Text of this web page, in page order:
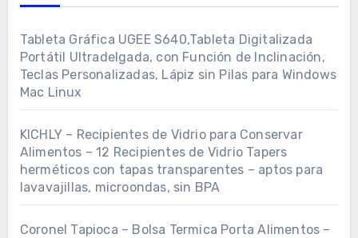
Tableta Gráfica UGEE S640,Tableta Digitalizada
Portátil Ultradelgada, con Función de Inclinación,
Teclas Personalizadas, Lápiz sin Pilas para Windows
Mac Linux
KICHLY – Recipientes de Vidrio para Conservar
Alimentos – 12 Recipientes de Vidrio Tapers
herméticos con tapas transparentes – aptos para
lavavajillas, microondas, sin BPA
Coronel Tapioca – Bolsa Termica Porta Alimentos –